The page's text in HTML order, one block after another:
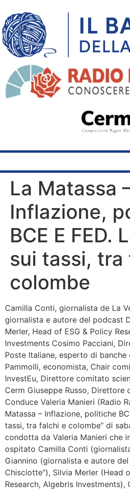
La Matassa
Inflazione,
BCE E FED.
sui tassi, tra
colombe
Camilla Conti, giornalista de La
giornalista e autore del podcast
Merler, Head of ESG & Policy
Investments Cosimo Pacciani,
Poste Italiane, esperto di banche
Pammolli, economista, Chair
InvestEu, Direttore comitato
Cerm Giuseppe Russo, Direttore
Conduce Valeria Manieri (Radio
Matassa – Inflazione, politiche
tassi, tra falchi e colombe” di
condotta da Valeria Manieri che
ospitato Camilla Conti
Giannino (giornalista e autore
Chisciotte”), Silvia Merler (Head
Research, Algebris Investments),